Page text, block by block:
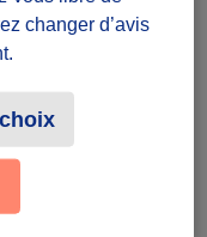
changer d’avis